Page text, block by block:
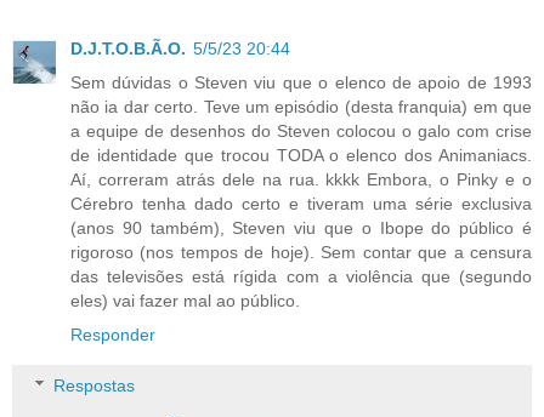
D.J.T.O.B.Ã.O. 5/5/23 20:44
Sem dúvidas o Steven viu que o elenco de apoio de 1993
não ia dar certo. Teve um episódio (desta franquia) em que
a equipe de desenhos do Steven colocou o galo com crise
de identidade que trocou TODA o elenco dos Animaniacs.
Aí, correram atrás dele na rua. kkkk Embora, o Pinky e o
Cérebro tenha dado certo e tiveram uma série exclusiva
(anos 90 também), Steven viu que o Ibope do público é
rigoroso (nos tempos de hoje). Sem contar que a censura
das televisões está rígida com a violência que (segundo
eles) vai fazer mal ao público.
Responder
Respostas